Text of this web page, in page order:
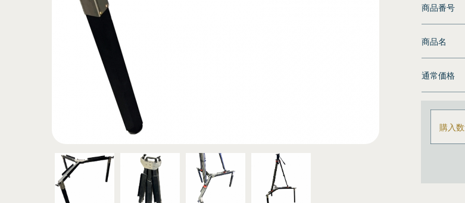
商品番号
商品名
通常価格
購入